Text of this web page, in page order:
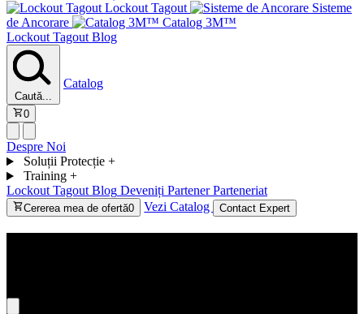
Lockout Tagout
Sisteme
de Ancorare
Catalog 3M™
Lockout Tagout Blog
Caută...
Catalog
0
Despre Noi
Soluții Protecție +
Training +
Lockout Tagout Blog Deveniți Partener Parteneriat
Cererea mea de ofertă0 Vezi Catalog Contact Expert